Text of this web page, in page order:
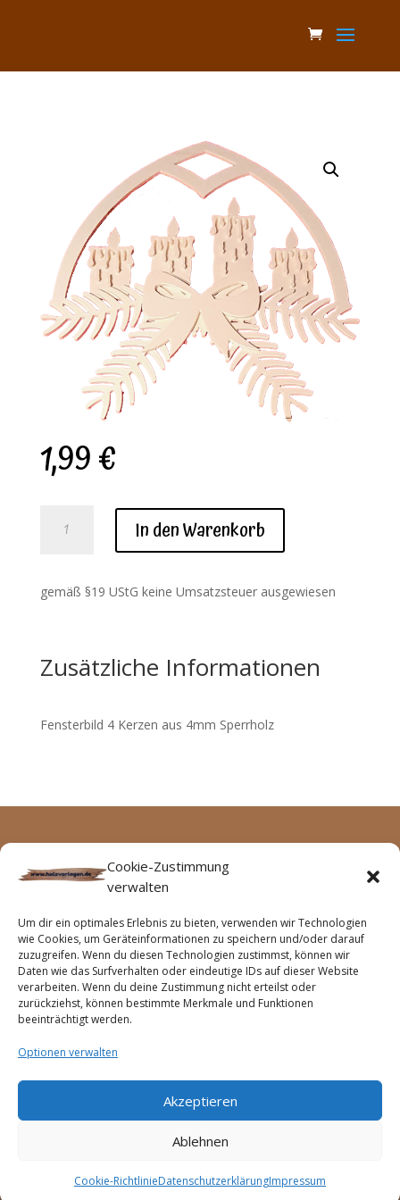
Cookie-Zustimmung
verwalten
Um dir ein optimales Erlebnis zu bieten, verwenden wir Technologien
wie Cookies, um Geräteinformationen zu speichern und/oder darauf
zuzugreifen. Wenn du diesen Technologien zustimmst, können wir
Daten wie das Surfverhalten oder eindeutige IDs auf dieser Website
verarbeiten. Wenn du deine Zustimmung nicht erteilst oder
zurückziehst, können bestimmte Merkmale und Funktionen
beeinträchtigt werden.
Optionen verwalten
Akzeptieren
Ablehnen
Cookie-RichtlinieDatenschutzerklärungImpressum
1,99€
Fensterbild
Menge
In den Warenkorb
gemäß §19 UStG keine Umsatzsteuer ausgewiesen
Zusätzliche Informationen
Fensterbild 4 Kerzen aus 4mm Sperrholz
Archive
Keine Archive zum Anzeigen.
Startseite
Impressum
Haftungsausschluss
Cookie-Richtlinie (EU)
Datenschutzerklärung (EU)